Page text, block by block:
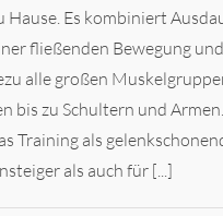
Hause. Es kombiniert
fließenden Bewegung und
alle großen
bis zu Schultern und Armen.
Training als
als auch für [...]